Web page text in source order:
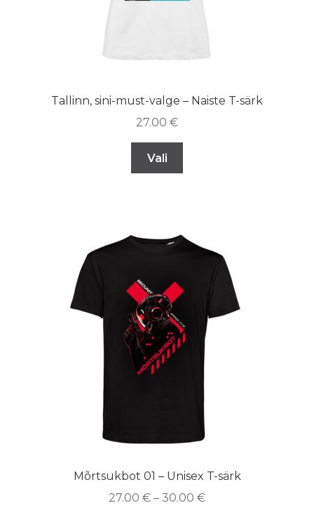
Tallinn, sini-must-valge – Naiste T-särk
27.00 €
Vali
Mõrtsukbot 01 – Unisex T-särk
27.00 € – 30.00 €